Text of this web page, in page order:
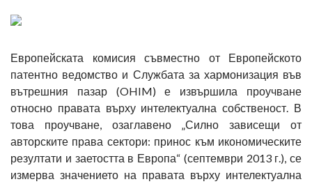
Европейската комисия съвместно от Европейското
патентно ведомство и Службата за хармонизация във
вътрешния пазар (OHIM) е извършила проучване
относно правата върху интелектуална собственост. В
това проучване, озаглавено „Силно зависещи от
авторските права сектори: принос към икономическите
резултати и заетостта в Европа“ (септември 2013 г.), се
измерва значението на правата върху интелектуална